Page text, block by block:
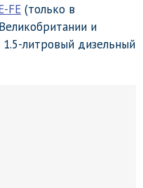
FE (только в
и
1.5-литровый дизельный